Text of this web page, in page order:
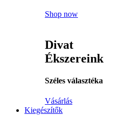
Shop now
Divat
Ékszereink
Széles választéka
Vásárlás
Kiegészítők